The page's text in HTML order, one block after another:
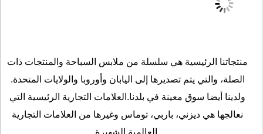
منتجاتنا الرئيسية هي سلسلة من ملابس السباحة والمنتجات ذات
الصلة، والتي يتم تصديرها إلى اليابان وأوروبا والولايات المتحدة.
ولدينا أيضا سوق معينة في بلدنا.العلامات التجارية الرئيسية التي
نعالجها هي ديزني، باربي، توماس وغيرها من العلامات التجارية